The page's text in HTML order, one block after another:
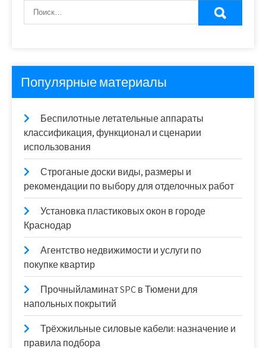
Популярные материалы
Беспилотные летательные аппараты
классификация, функционал и сценарии
использования
Строганые доски виды, размеры и
рекомендации по выбору для отделочных работ
Установка пластиковых окон в городе
Краснодар
Агентство недвижимости и услуги по
покупке квартир
Прочныйламинат SPC в Тюмени для
напольных покрытий
Трёхжильные силовые кабели: назначение и
правила подбора